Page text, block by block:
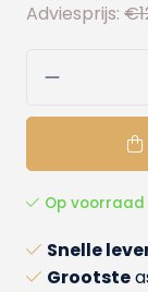
Adviesprijs:
Op voorraad
Snelle
Grootste